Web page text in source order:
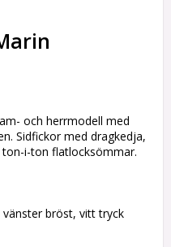
och herrmodell med
Sidfickor med dragkedja,
i-ton flatlocksömmar.
bröst, vitt tryck